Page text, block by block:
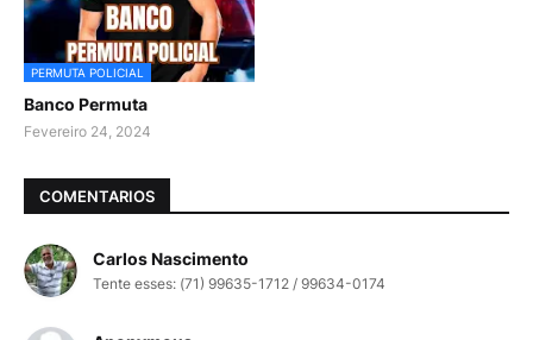
PERMUTA POLICIAL
Banco Permuta
Fevereiro 24, 2024
COMENTARIOS
Carlos Nascimento
Tente esses: (71) 99635-1712 / 99634-0174